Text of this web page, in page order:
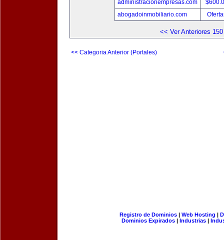
administracionempresas.com
abogadoinmobiliario.com
<< Ver Anteriores 150
<< Categoria Anterior (Portales)
Registro de Dominios| Web Hosting |
Dominios Expirados | Industrias |